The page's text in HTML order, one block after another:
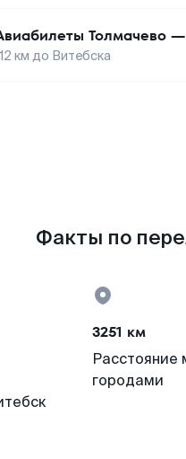
Толмачево —
км до Витебска
Факты по
3251 км
Расстояние
городами